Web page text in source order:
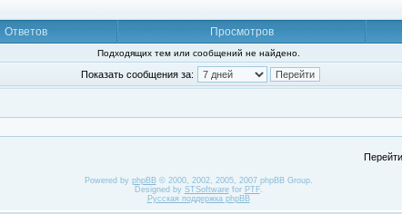
Ответов Просмотров
Подходящих тем или сообщений не найдено.
Показать сообщения за:
Powered by phpBB© 2000, 2002, 2005, 2007 phpBB Group.
Designed by STSoftwarefor PTF.
Русская поддержка phpBB